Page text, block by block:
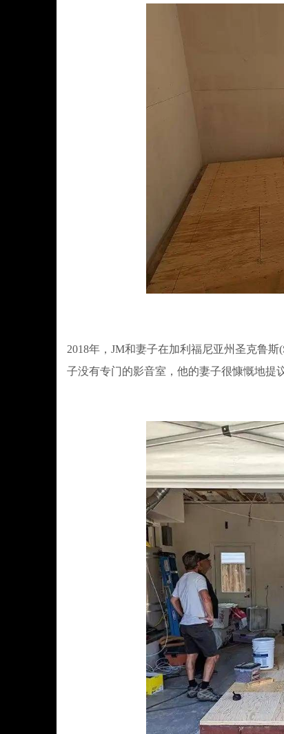
2018年，JM和妻子在加利福尼亚州圣克鲁
子没有专门的影音室，他的妻子很慷慨地提